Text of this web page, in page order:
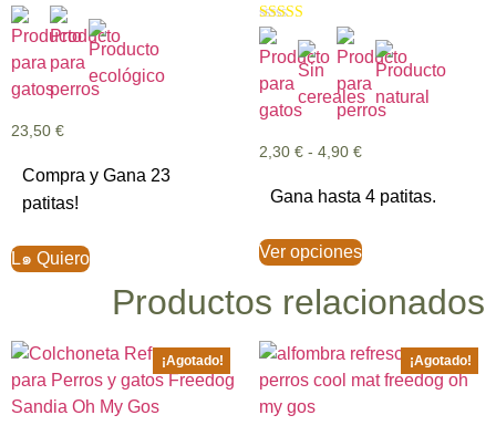
Valorado con
5.00
de 5
23,50 €
Compra y Gana 23
patitas!
L๑ Quiero
Valorado con
5.00
de 5
2,30 € - 4,90 €
Gana hasta 4 patitas.
Ver opciones
Productos relacionados
¡Agotado! ¡Agotado!